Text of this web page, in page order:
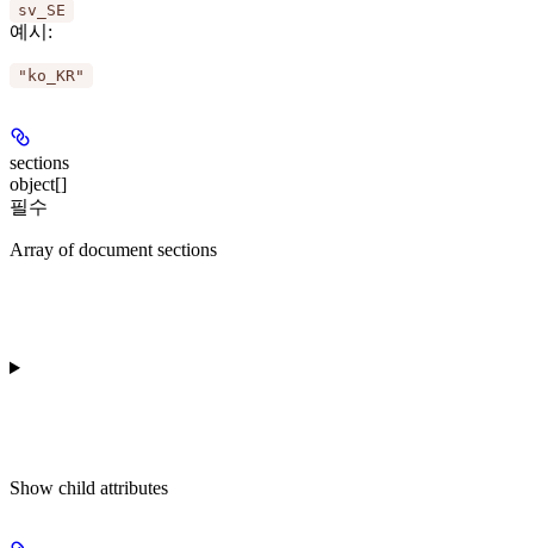
sv_SE
예시 :
"ko_KR"
sections
object[]
필수
Array of document sections
Show child attributes